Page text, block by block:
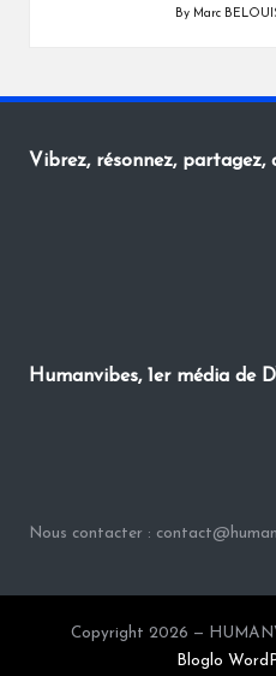
Posted
By Marc
Vibrez, résonnez, partagez,
Humanvibes, 1er média de
Nous contacter :
Copyright 2026 —
Bloglo